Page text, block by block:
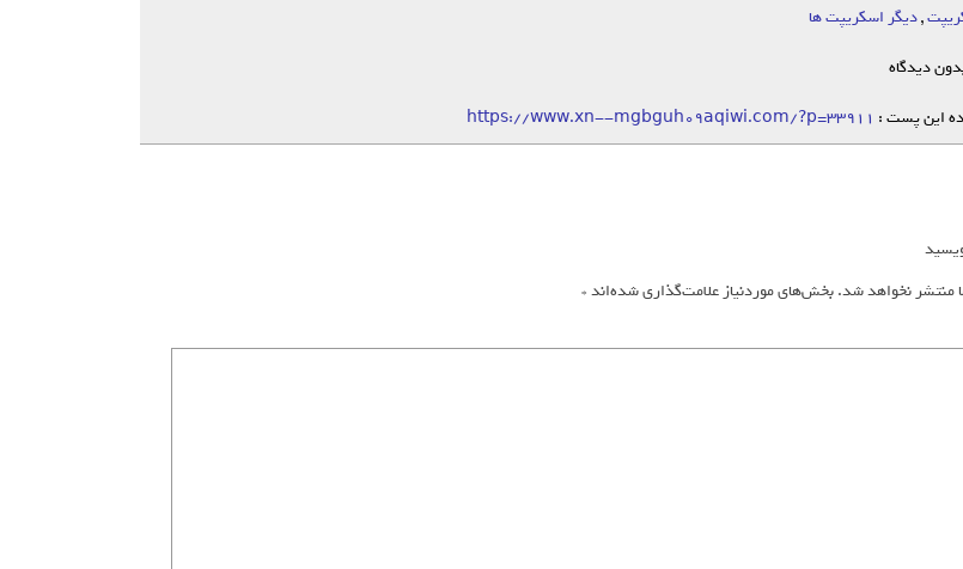
,دیگر اسکریپت ها
دیدگاه
این پست : https://www.xn--mgbguh09aqiwi.com/?p=33911
منتشر نخواهد شد.بخش‌های موردنیاز علامت‌گذاری شده‌اند*